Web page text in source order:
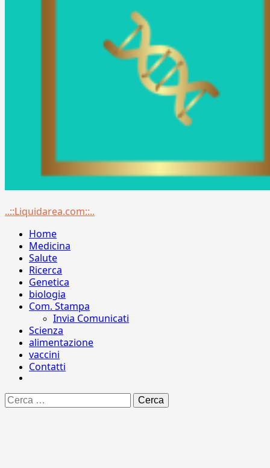
Menu
..::Liquidarea.com::..
Home
Medicina
Salute
Ricerca
Genetica
biologia
Com. Stampa
Invia Comunicati
Scienza
alimentazione
vaccini
Contatti
Ricerca
per: